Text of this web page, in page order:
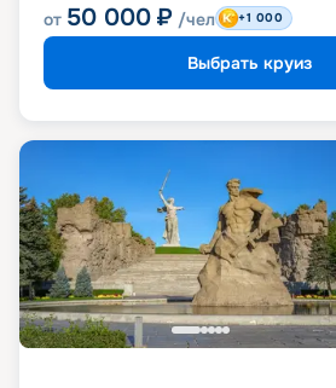
от 50 000 ₽ /чел +1 000
Выбрать круиз